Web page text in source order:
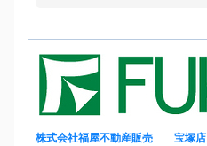
株式会社福屋不動産販売 宝塚店